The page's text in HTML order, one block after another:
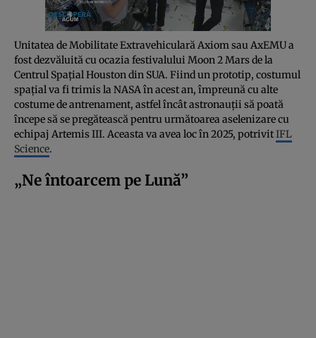
Unitatea de Mobilitate Extravehiculară Axiom sau AxEMU a
fost dezvăluită cu ocazia festivalului Moon 2 Mars de la
Centrul Spațial Houston din SUA. Fiind un prototip, costumul
spațial va fi trimis la NASA în acest an, împreună cu alte
costume de antrenament, astfel încât astronauții să poată
începe să se pregătească pentru următoarea aselenizare cu
echipaj Artemis III. Aceasta va avea loc în 2025, potrivitIFL
Science.
„Ne întoarcem pe Lună”